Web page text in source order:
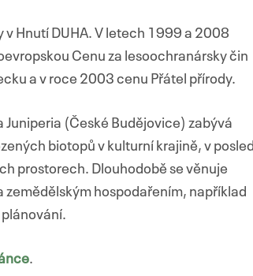
v Hnutí DUHA. V letech 1999 a 2008
Cenu za lesoochranársky čin
a v roce 2003 cenu Přátel přírody.
Juniperia (České Budějovice) zabývá
biotopů v kulturní krajině, v
prostorech. Dlouhodobě se věnuje
hospodařením, například
.